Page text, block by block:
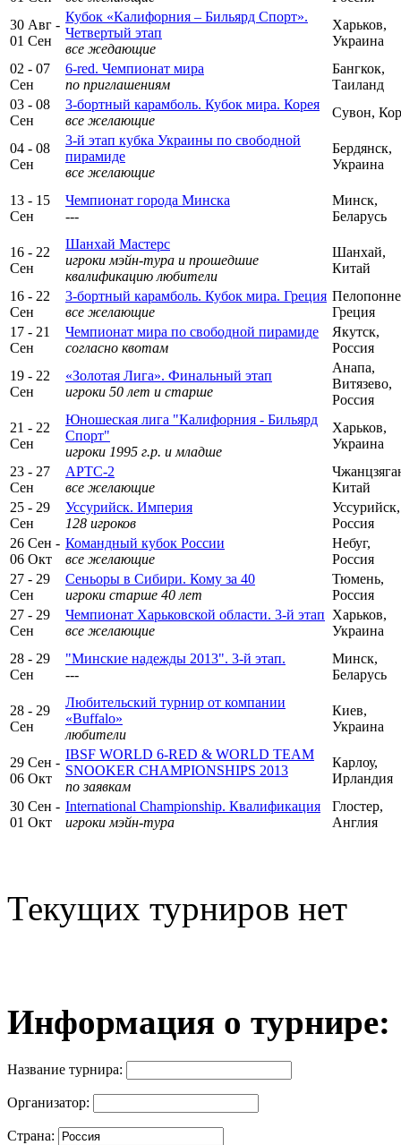
30 Авг -
01 Сен
Кубок «Калифорния – Бильярд Спорт».
Четвертый этап
все жедающие
Харьков,
Украина
02 - 07
Сен
6-red. Чемпионат мира
по приглашениям
Бангкок,
Таиланд
03 - 08
Сен
3-бортный карамболь. Кубок мира. Корея
все желающие
Сувон,
04 - 08
Сен
3-й этап кубка Украины по свободной
пирамиде
все желающие
Бердянск,
Украина
13 - 15
Сен
Чемпионат города Минска
---
Минск,
Беларусь
16 - 22
Сен
Шанхай Мастерс
игроки мэйн-тура и прошедшие
квалификацию любители
Шанхай,
Китай
16 - 22
Сен
3-бортный карамболь. Кубок мира. Греция
все желающие
Греция
17 - 21
Сен
Чемпионат мира по свободной пирамиде
согласно квотам
Якутск,
Россия
19 - 22
Сен
«Золотая Лига». Финальный этап
игроки 50 лет и старше
Анапа,
Витязево,
Россия
21 - 22
Сен
Юношеская лига "Калифорния - Бильярд
Спорт"
игроки 1995 г.р. и младше
Харьков,
Украина
23 - 27
Сен
АРТС-2
все желающие
Китай
25 - 29
Сен
Уссурийск. Империя
128 игроков
Уссурийск,
Россия
26 Сен -
06 Окт
Командный кубок России
все желающие
Небуг,
Россия
27 - 29
Сен
Сеньоры в Сибири. Кому за 40
игроки старше 40 лет
Тюмень,
Россия
27 - 29
Сен
Чемпионат Харьковской области. 3-й этап
все желающие
Харьков,
Украина
28 - 29
Сен
"Минские надежды 2013". 3-й этап.
---
Минск,
Беларусь
28 - 29
Сен
Любительский турнир от компании
«Buffalo»
любители
Киев,
Украина
29 Сен -
06 Окт
IBSF WORLD 6-RED & WORLD TEAM
SNOOKER CHAMPIONSHIPS 2013
по заявкам
Карлоу,
Ирландия
30 Сен -
01 Окт
International Championship. Квалификация
игроки мэйн-тура
Глостер,
Англия
Текущих турниров нет
Информация о турнире:
Название турнира:
Организатор:
Страна: